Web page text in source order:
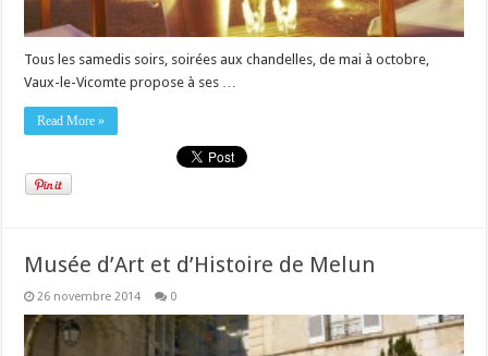
Tous les samedis soirs, soirées aux chandelles, de mai à octobre,
Vaux-le-Vicomte propose à ses …
Read More »
Musée d’Art et d’Histoire de Melun
26 novembre 2014 0